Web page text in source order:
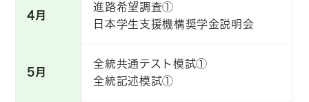
4月
進路希望調査①
日本学生支援機構奨学金説明会
5月
全統共通テスト模試①
全統記述模試①